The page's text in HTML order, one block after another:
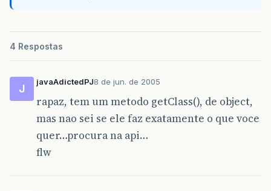
4 Respostas
J
javaAdictedPJ8 de jun. de 2005
rapaz, tem um metodo getClass(), de object,
mas nao sei se ele faz exatamente o que voce
quer…procura na api…
flw